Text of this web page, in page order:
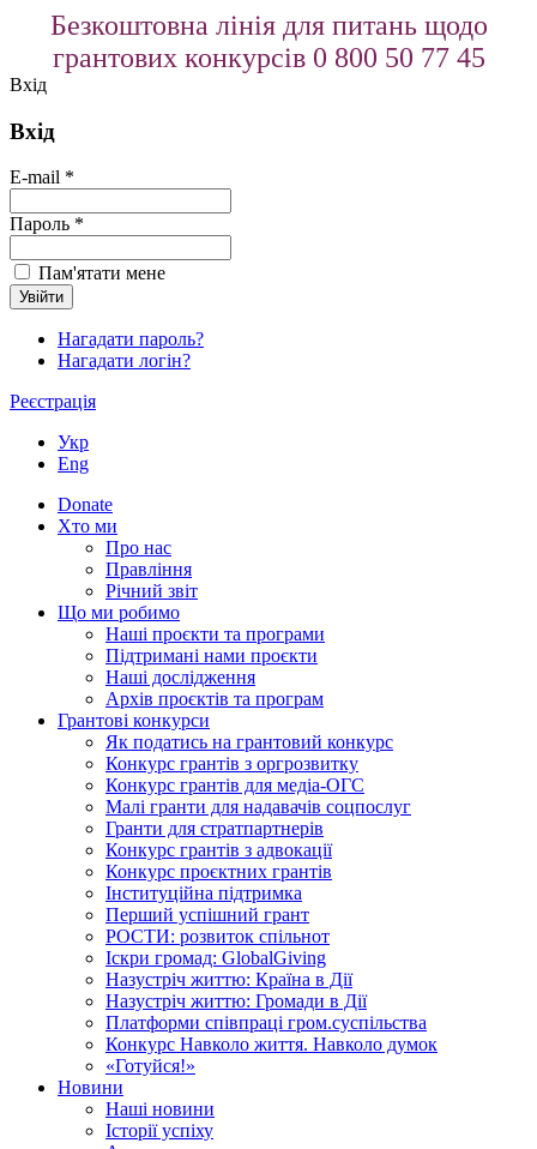
Безкоштовна лінія для питань щодо
грантових конкурсів 0 800 50 77 45
Вхід
Вхід
E-mail *
Пароль *
Пам'ятати мене
Нагадати пароль?
Нагадати логін?
Реєстрація
Укр
Eng
Donate
Хто ми
Про нас
Правління
Річний звіт
Що ми робимо
Наші проєкти та програми
Підтримані нами проєкти
Наші дослідження
Архів проєктів та програм
Грантові конкурси
Як податись на грантовий конкурс
Конкурс грантів з оргрозвитку
Конкурс грантів для медіа-ОГС
Малі гранти для надавачів соцпослуг
Гранти для стратпартнерів
Конкурс грантів з адвокації
Конкурс проєктних грантів
Інституційна підтримка
Перший успішний грант
РОСТИ: розвиток спільнот
Іскри громад: GlobalGiving
Назустріч життю: Країна в Дії
Назустріч життю: Громади в Дії
Платформи співпраці гром.суспільства
Конкурс Навколо життя. Навколо думок
«Готуйся!»
Новини
Наші новини
Історії успіху